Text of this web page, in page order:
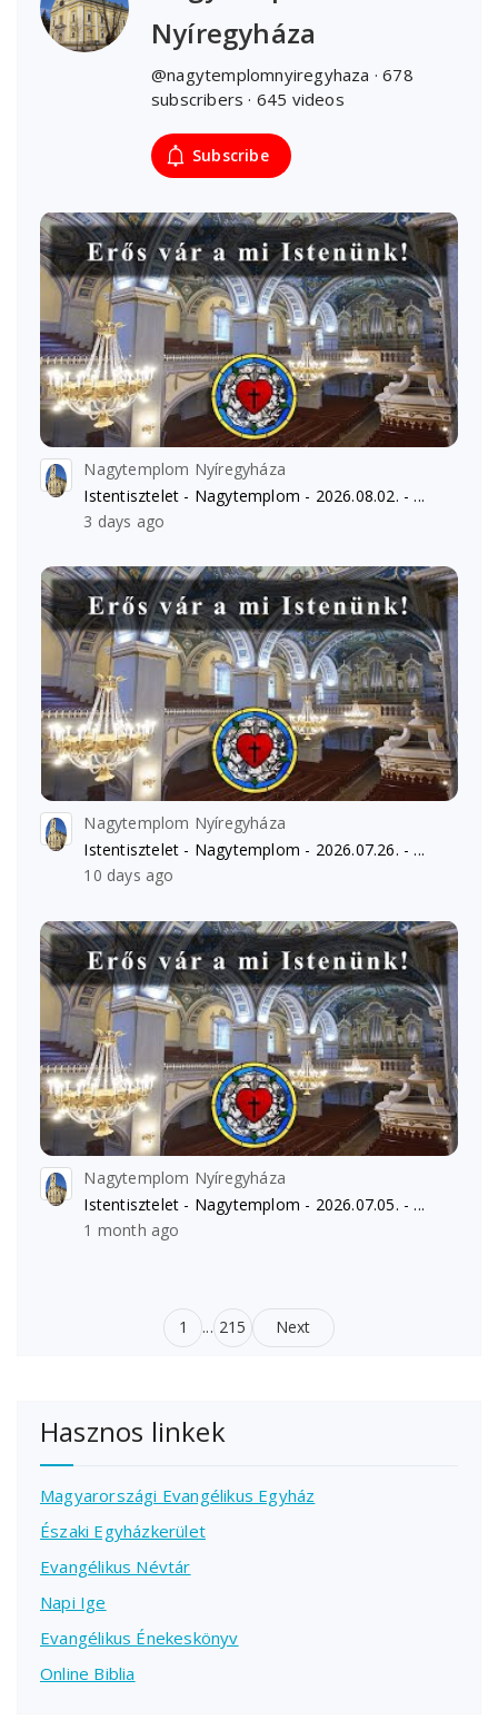
Nyíregyháza
@nagytemplomnyiregyhaza · 678
subscribers · 645 videos
Subscribe
Nagytemplom Nyíregyháza
Istentisztelet - Nagytemplom - 2026.08.02. - ...
3 days ago
Nagytemplom Nyíregyháza
Istentisztelet - Nagytemplom - 2026.07.26. - ...
10 days ago
Nagytemplom Nyíregyháza
Istentisztelet - Nagytemplom - 2026.07.05. - ...
1 month ago
1 ... 215 Next
Hasznos linkek
Magyarországi Evangélikus Egyház
Északi Egyházkerület
Evangélikus Névtár
Napi Ige
Evangélikus Énekeskönyv
Online Biblia